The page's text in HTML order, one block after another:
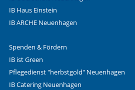
IB Haus Einstein
IB ARCHE Neuenhagen
Spenden & Fördern
IB ist Green
Pflegedienst "herbstgold" Neuenhagen
IB Catering Neuenhagen